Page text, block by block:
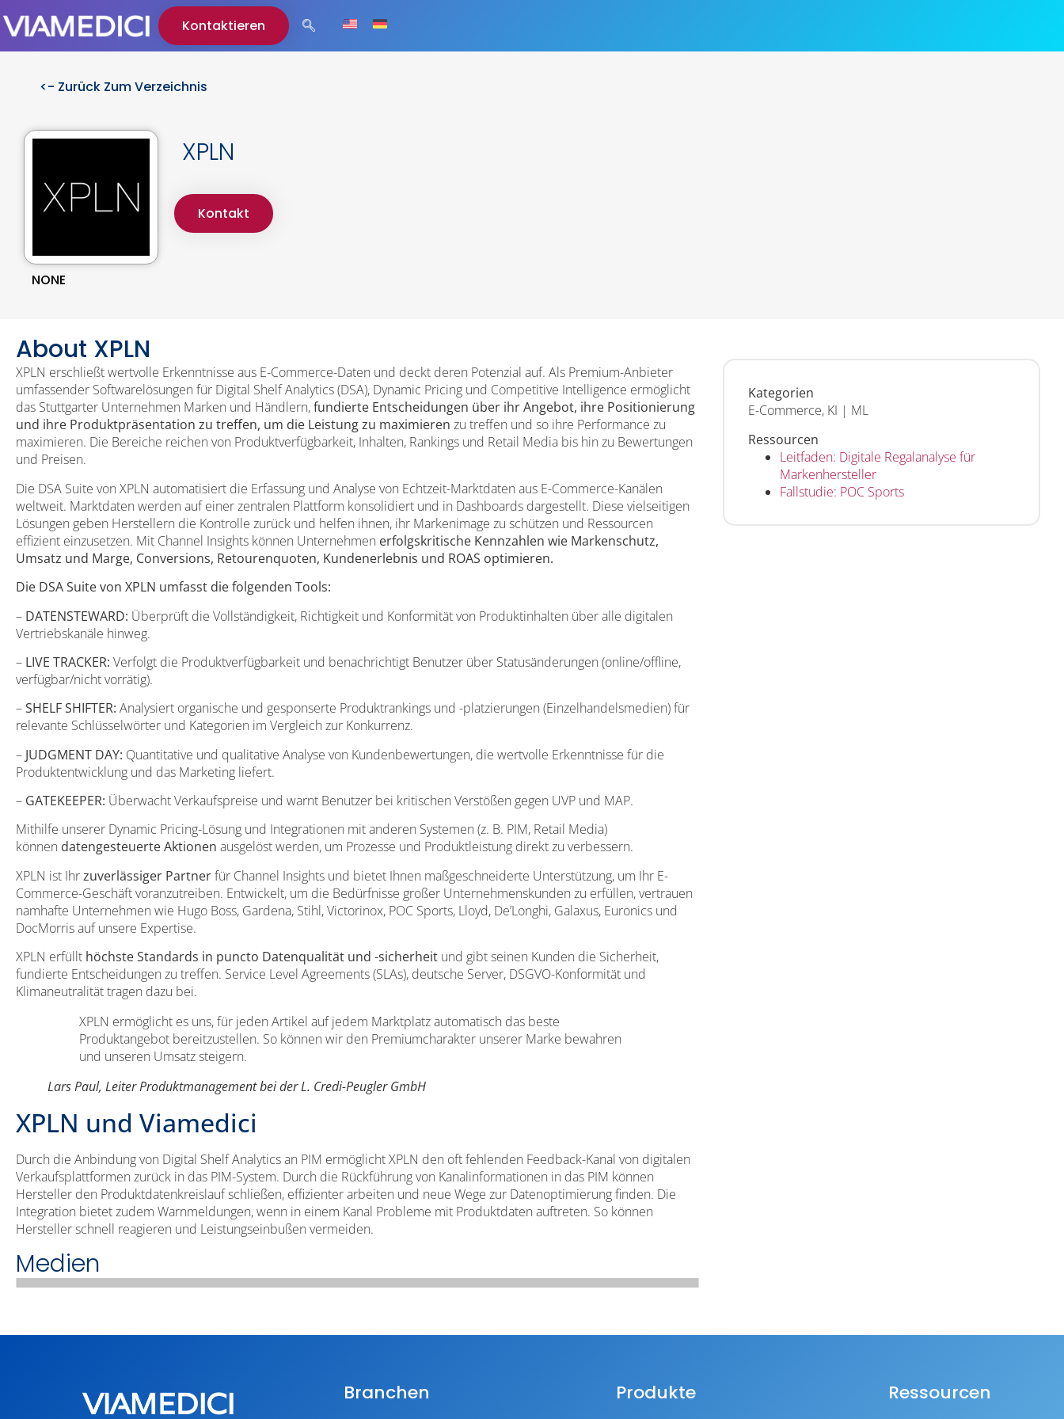
Kontaktieren
<- Zurück Zum Verzeichnis
NONE
XPLN
Kontakt
About XPLN
XPLN erschließt wertvolle Erkenntnisse aus E-Commerce-Daten und deckt deren Potenzial auf. Als Premium-Anbieter
umfassender Softwarelösungen für Digital Shelf Analytics (DSA), Dynamic Pricing und Competitive Intelligence ermöglicht
das Stuttgarter Unternehmen Marken und Händlern,fundierte Entscheidungen über ihr Angebot, ihre Positionierung
und ihre Produktpräsentation zu treffen, um die Leistung zu maximieren zu treffen und so ihre Performance zu
maximieren. Die Bereiche reichen von Produktverfügbarkeit, Inhalten, Rankings und Retail Media bis hin zu Bewertungen
und Preisen.
Die DSA Suite von XPLN automatisiert die Erfassung und Analyse von Echtzeit-Marktdaten aus E-Commerce-Kanälen
weltweit. Marktdaten werden auf einer zentralen Plattform konsolidiert und in Dashboards dargestellt. Diese vielseitigen
Lösungen geben Herstellern die Kontrolle zurück und helfen ihnen, ihr Markenimage zu schützen und Ressourcen
effizient einzusetzen. Mit Channel Insights können Unternehmen erfolgskritische Kennzahlen wie Markenschutz,
Umsatz und Marge, Conversions, Retourenquoten, Kundenerlebnis und ROAS optimieren.
Die DSA Suite von XPLN umfasst die folgenden Tools:
– DATENSTEWARD: Überprüft die Vollständigkeit, Richtigkeit und Konformität von Produktinhalten über alle digitalen
Vertriebskanäle hinweg.
– LIVE TRACKER: Verfolgt die Produktverfügbarkeit und benachrichtigt Benutzer über Statusänderungen (online/offline,
verfügbar/nicht vorrätig).
–SHELF SHIFTER: Analysiert organische und gesponserte Produktrankings und -platzierungen (Einzelhandelsmedien) für
relevante Schlüsselwörter und Kategorien im Vergleich zur Konkurrenz.
– JUDGMENT DAY: Quantitative und qualitative Analyse von Kundenbewertungen, die wertvolle Erkenntnisse für die
Produktentwicklung und das Marketing liefert.
– GATEKEEPER: Überwacht Verkaufspreise und warnt Benutzer bei kritischen Verstößen gegen UVP und MAP.
Mithilfe unserer Dynamic Pricing-Lösung und Integrationen mit anderen Systemen (z. B. PIM, Retail Media)
können datengesteuerte Aktionen ausgelöst werden, um Prozesse und Produktleistung direkt zu verbessern.
XPLN ist Ihrzuverlässiger Partnerfür Channel Insights und bietet Ihnen maßgeschneiderte Unterstützung, um Ihr E-
Commerce-Geschäft voranzutreiben. Entwickelt, um die Bedürfnisse großer Unternehmenskunden zu erfüllen, vertrauen
namhafte Unternehmen wie Hugo Boss, Gardena, Stihl, Victorinox, POC Sports, Lloyd, De’Longhi, Galaxus, Euronics und
DocMorris auf unsere Expertise.
XPLN erfüllt höchste Standards in puncto Datenqualität und -sicherheit und gibt seinen Kunden die Sicherheit,
fundierte Entscheidungen zu treffen. Service Level Agreements (SLAs), deutsche Server, DSGVO-Konformität und
Klimaneutralität tragen dazu bei.
XPLN ermöglicht es uns, für jeden Artikel auf jedem Marktplatz automatisch das beste
Produktangebot bereitzustellen. So können wir den Premiumcharakter unserer Marke bewahren
und unseren Umsatz steigern.
Lars Paul, Leiter Produktmanagement bei der L. Credi-Peugler GmbH
XPLN und Viamedici
Durch die Anbindung von Digital Shelf Analytics an PIM ermöglicht XPLN den oft fehlenden Feedback-Kanal von digitalen
Verkaufsplattformen zurück in das PIM-System. Durch die Rückführung von Kanalinformationen in das PIM können
Hersteller den Produktdatenkreislauf schließen, effizienter arbeiten und neue Wege zur Datenoptimierung finden. Die
Integration bietet zudem Warnmeldungen, wenn in einem Kanal Probleme mit Produktdaten auftreten. So können
Hersteller schnell reagieren und Leistungseinbußen vermeiden.
Medien
Kategorien
E-Commerce, KI | ML
Ressourcen
Leitfaden: Digitale Regalanalyse für
Markenhersteller
Fallstudie: POC Sports
Branchen Produkte Ressourcen